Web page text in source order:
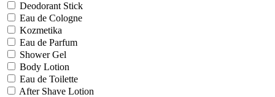
Deodorant Stick
Eau de Cologne
Kozmetika
Eau de Parfum
Shower Gel
Body Lotion
Eau de Toilette
After Shave Lotion